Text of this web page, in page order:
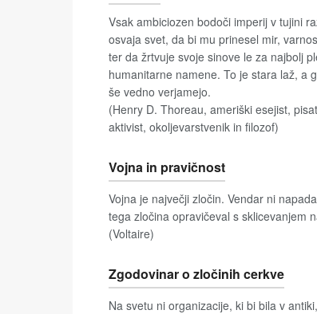
Vsak ambiciozen bodoči imperij v tujini
osvaja svet, da bi mu prinesel mir,
ter da žrtvuje svoje sinove le za najbolj
humanitarne namene. To je stara laž, a
še vedno verjamejo.
(Henry D. Thoreau, ameriški esejist,
aktivist, okoljevarstvenik in filozof)
Vojna in pravičnost
Vojna je največji zločin. Vendar ni
tega zločina opravičeval s sklicevanjem
(Voltaire)
Zgodovinar o zločinih cerkve
Na svetu ni organizacije, ki bi bila v